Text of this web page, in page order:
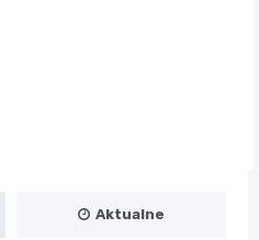
Aktualne